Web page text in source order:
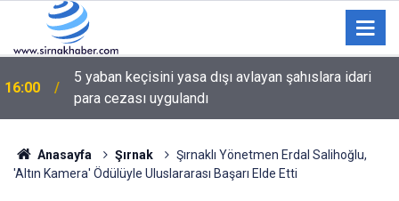
15:00
Suriyelilerin gönüllü geri dönüş yoğunluğu devam
ediyor
Anasayfa Şırnak
Şırnaklı Yönetmen Erdal Salihoğlu,
'Altın Kamera' Ödülüyle Uluslararası Başarı Elde Etti